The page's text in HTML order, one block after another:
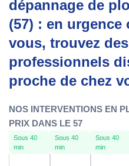
dépannage de
(57) : en urgence
vous, trouvez
professionnels
proche de chez
NOS INTERVENTIONS EN
PRIX DANS LE 57
Sous 40
min
Sous 40
min
Sous 40
min